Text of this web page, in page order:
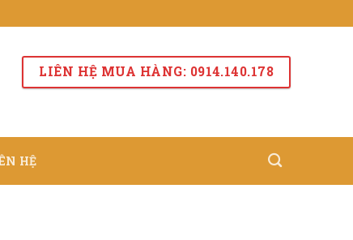
LIÊN HỆ MUA HÀNG: 0914.140.178
HỆ